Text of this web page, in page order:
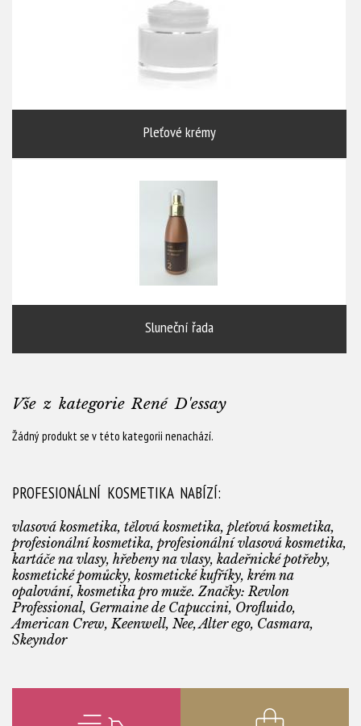
Pleťové krémy
Sluneční řada
Vše z kategorie René D'essay
Žádný produkt se v této kategorii nenachází.
PROFESIONÁLNÍ KOSMETIKA NABÍZÍ:
vlasová kosmetika, tělová kosmetika, pleťová kosmetika,
profesionální kosmetika, profesionální vlasová kosmetika,
kartáče na vlasy, hřebeny na vlasy, kadeřnické potřeby,
kosmetické pomůcky, kosmetické kufříky, krém na
opalování, kosmetika pro muže. Značky: Revlon
Professional, Germaine de Capuccini, Orofluido,
American Crew, Keenwell, Nee, Alter ego, Casmara,
Skeyndor